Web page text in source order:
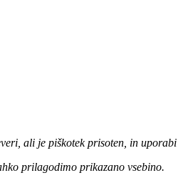
ali je piškotek prisoten, in
prilagodimo prikazano vsebino.